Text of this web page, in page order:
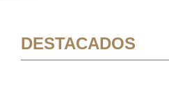
DESTACADOS